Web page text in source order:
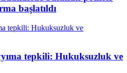
başlatıldı
tepkili: Hukuksuzluk ve